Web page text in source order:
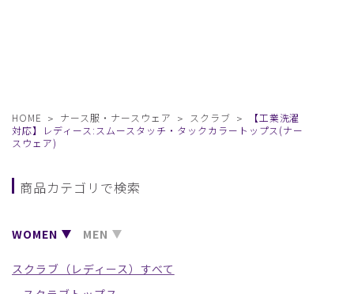
HOME ナース服・ナースウェア スクラブ
【工業洗濯
対応】レディース:スムースタッチ・タックカラートップス(ナー
スウェア)
商品カテゴリで検索
WOMEN MEN
スクラブ（レディース）すべて